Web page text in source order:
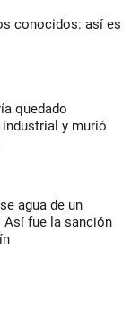
conocidos: así es
quedado
y murió
agua de un
Así fue la sanción